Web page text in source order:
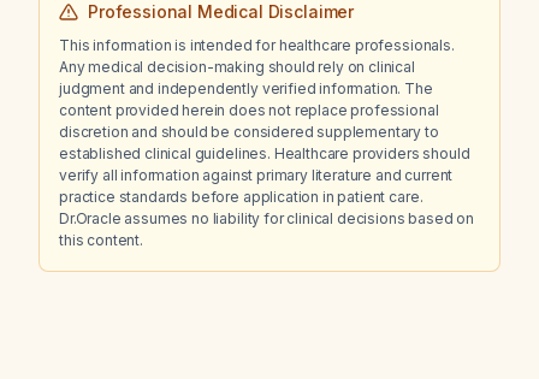
Professional Medical Disclaimer
This information is intended for healthcare professionals.
Any medical decision-making should rely on clinical
judgment and independently verified information. The
content provided herein does not replace professional
discretion and should be considered supplementary to
established clinical guidelines. Healthcare providers should
verify all information against primary literature and current
practice standards before application in patient care.
Dr.Oracle assumes no liability for clinical decisions based on
this content.